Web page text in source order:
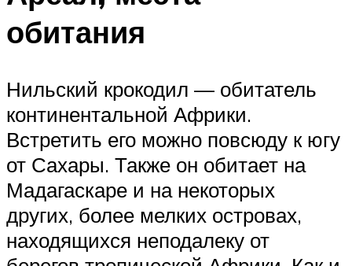
обитания
Нильский крокодил — обитатель
континентальной Африки.
Встретить его можно повсюду к югу
от Сахары. Также он обитает на
Мадагаскаре и на некоторых
других, более мелких островах,
находящихся неподалеку от